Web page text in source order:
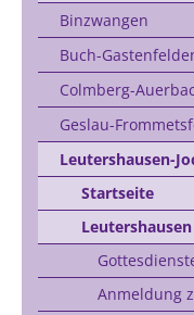
Binzwangen
Buch-
Colmberg-
Geslau-
Leutershausen-
Startseite
Leutershausen
Anmeldung